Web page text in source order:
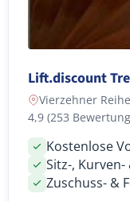
Lift.discount
Vierzehner
4,9 (253
Kostenlose
Sitz-,
Zuschuss- &